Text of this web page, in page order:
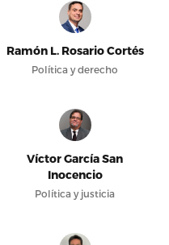
Ramón L. Rosario Cortés
Política y derecho
Víctor García San
Inocencio
Política y justicia